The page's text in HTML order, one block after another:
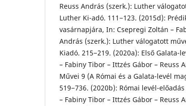
Reuss András (szerk.): Luther
Luther Ki-adó. 111−123. (2015d):
vasárnapjára, In: Csepregi Zoltán –
András (szerk.): Luther válogatott
Kiadó. 215−219. (2020a): Első
– Fabiny Tibor – Ittzés Gábor – Reuss
Művei 9 (A Római és a Galata-levél
519−736. (2020b): Római levél-
– Fabiny Tibor – Ittzés Gábor – Reuss